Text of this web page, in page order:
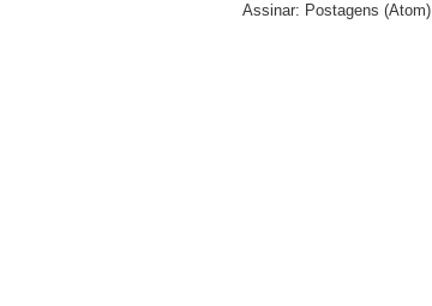
Assinar: Postagens (Atom)